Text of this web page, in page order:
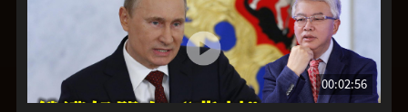
00:02:56